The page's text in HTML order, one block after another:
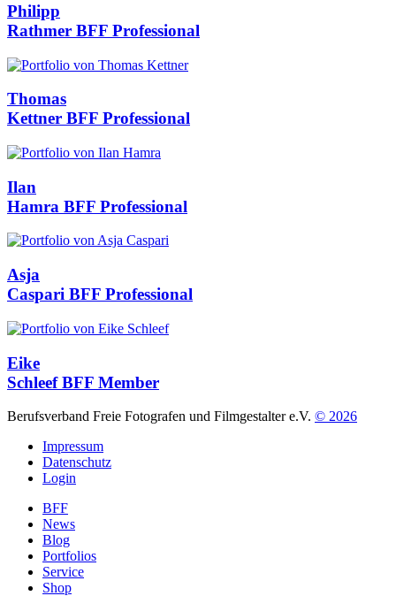
Philipp
Rathmer BFF Professional
Thomas
Kettner BFF Professional
Ilan
Hamra BFF Professional
Asja
Caspari BFF Professional
Eike
SchleefBFF Member
Berufsverband Freie Fotografen und Filmgestalter e.V. © 2026
Impressum
Datenschutz
Login
BFF
News
Blog
Portfolios
Service
Shop